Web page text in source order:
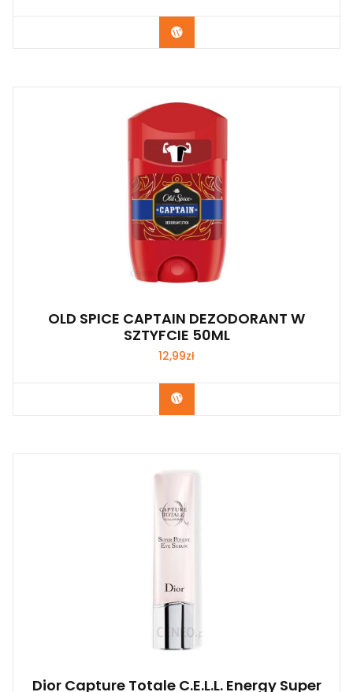
Zobacz
OLD SPICE CAPTAIN DEZODORANT W
SZTYFCIE 50ML
12,99zł
Zobacz
Dior Capture Totale C.E.L.L. Energy Super